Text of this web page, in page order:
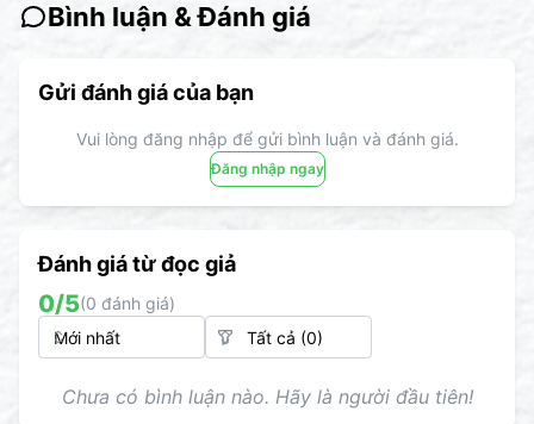
Bình luận & Đánh giá
Gửi đánh giá của bạn
Vui lòng đăng nhập để gửi bình luận và đánh giá.
Đăng nhập ngay
Đánh giá từ đọc giả
0/5(0 đánh giá)
Chưa có bình luận nào. Hãy là người đầu tiên!